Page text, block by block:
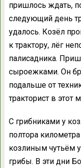
пришлось ждать,
следующий день
удалось. Козёл
к трактору, лёг
палисадника.
сыроежками. Он
подальше от
тракторист в этот
С грибниками у
полтора
козлиным чутьём
грибы. В эти дни